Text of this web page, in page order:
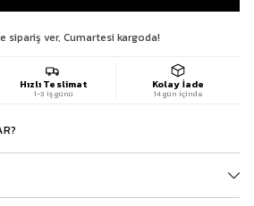
sipariş ver, Cumartesi kargoda!
Hızlı Teslimat
1-3 iş günü
Kolay İade
14 gün içinde